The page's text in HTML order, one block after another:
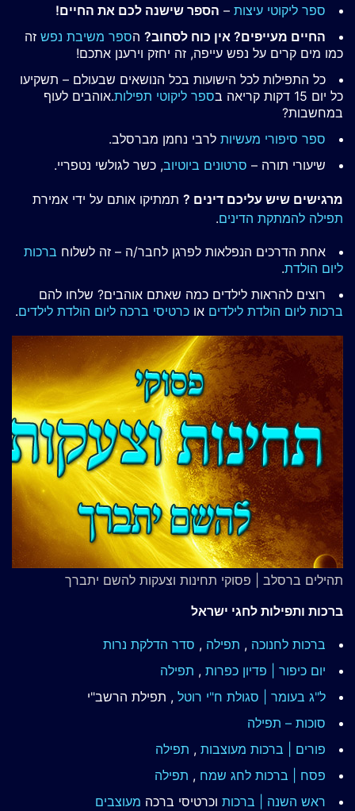
ספר ליקוטי עיצות – הספר שישנה לכם את החיים!
החיים מעייפים? אין כוח לסחוב? הספר משיבת נפש זה
כמו מים קרים על נפש עייפה, זה יחזק וירענן אתכם!
כל התפילות לכל הישועות בכל הנושאים שבעולם – תשקיעו
כל יום 15 דקות קריאה ב
ספר ליקוטי תפילות.אוהבים לעוף
במחשבות?
ספר סיפורי מעשיות לרבי נחמן מברסלב.
שיעורי תורה – סרטונים ביוטיוב, כשר לגולשי נטפריי.
מרגישים שיש עליכם דינים ? תמתיקו אותם על ידי אמירת
תפילה להמתקת הדינים.
אחת הדרכים הנפלאות לפרגן לחבר/ה – זה לשלוח ברכות
ליום הולדת.
רוצים להראות לילדים כמה שאתם אוהבים? שלחו להם
ברכות ליום הולדת לילדים או כרטיסי ברכה ליום הולדת לילדים.
תהילים ברסלב | פסוקי תחינות וצעקות להשם יתברך
ברכות ותפילות לחגי ישראל
ברכות לחנוכה , תפילה , סדר הדלקת נרות
יום כיפור | פדיון כפרות , תפילה
ל"ג בעומר | סגולת ח"י רוטל , תפילת הרשב"י
סוכות – תפילה
פורים | ברכות מעוצבות , תפילה
פסח | ברכות לחג שמח , תפילה
ראש השנה | ברכות וכרטיסי ברכה מעוצבים